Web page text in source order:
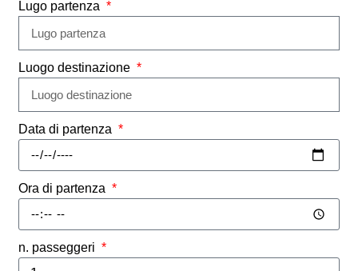
Lugo partenza
Luogo destinazione
Data di partenza
Ora di partenza
n. passeggeri